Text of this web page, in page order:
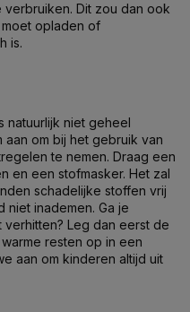
Dit zou dan ook
opladen of
is.
natuurlijk niet geheel
om bij het gebruik van
te nemen. Draag een
en een stofmasker. Het zal
schadelijke stoffen vrij
niet inademen. Ga je
Leg dan eerst de
resten op in een
aan om kinderen altijd uit